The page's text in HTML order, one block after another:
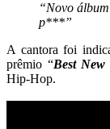
“Novo
p***”
A cantora foi
prêmio “Best
Hip-Hop.